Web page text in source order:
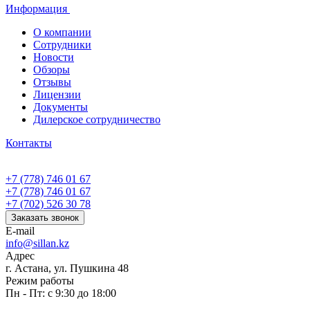
Информация
О компании
Сотрудники
Новости
Обзоры
Отзывы
Лицензии
Документы
Дилерское сотрудничество
Контакты
+7 (778) 746 01 67
+7 (778) 746 01 67
+7 (702) 526 30 78
Заказать звонок
E-mail
info@sillan.kz
Адрес
г. Астана, ул. Пушкина 48
Режим работы
Пн - Пт: с 9:30 до 18:00